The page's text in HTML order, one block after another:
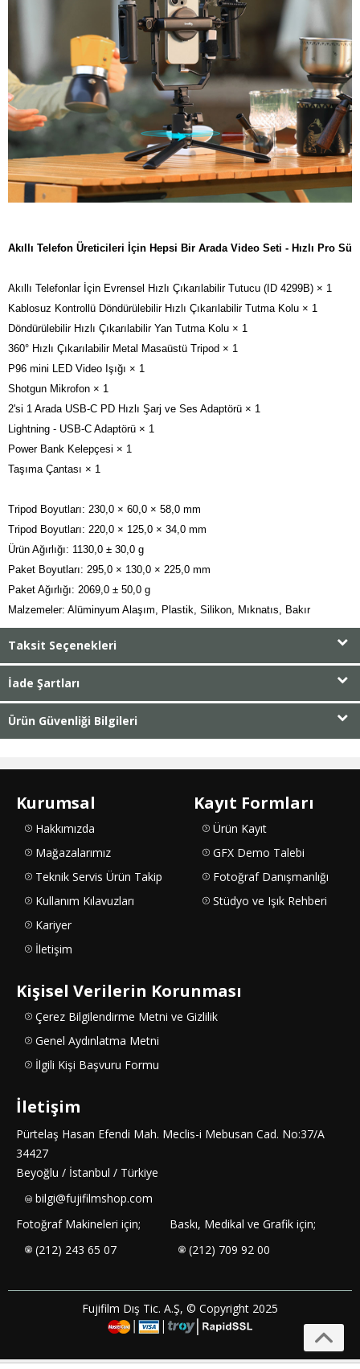
Akıllı Telefon Üreticileri İçin Hepsi Bir Arada Video Seti - Hızlı Pro
Akıllı Telefonlar İçin Evrensel Hızlı Çıkarılabilir Tutucu (ID 4299B) × 1
Kablosuz Kontrollü Döndürülebilir Hızlı Çıkarılabilir Tutma Kolu × 1
Döndürülebilir Hızlı Çıkarılabilir Yan Tutma Kolu × 1
360° Hızlı Çıkarılabilir Metal Masaüstü Tripod × 1
P96 mini LED Video Işığı × 1
Shotgun Mikrofon × 1
2'si 1 Arada USB-C PD Hızlı Şarj ve Ses Adaptörü × 1
Lightning - USB-C Adaptörü × 1
Power Bank Kelepçesi × 1
Taşıma Çantası × 1
Tripod Boyutları: 230,0 × 60,0 × 58,0 mm
Tripod Boyutları: 220,0 × 125,0 × 34,0 mm
Ürün Ağırlığı: 1130,0 ± 30,0 g
Paket Boyutları: 295,0 × 130,0 × 225,0 mm
Paket Ağırlığı: 2069,0 ± 50,0 g
Malzemeler: Alüminyum Alaşım, Plastik, Silikon, Mıknatıs, Bakır
Taksit Seçenekleri
İade Şartları
Ürün Güvenliği Bilgileri
Kurumsal
Hakkımızda
Mağazalarımız
Teknik Servis Ürün Takip
Kullanım Kılavuzları
Kariyer
İletişim
Kayıt Formları
Ürün Kayıt
GFX Demo Talebi
Fotoğraf Danışmanlığı
Stüdyo ve Işık Rehberi
Kişisel Verilerin Korunması
Çerez Bilgilendirme Metni ve Gizlilik
Genel Aydınlatma Metni
İlgili Kişi Başvuru Formu
İletişim
Pürtelaş Hasan Efendi Mah. Meclis-i Mebusan Cad. No:37/A
34427
Beyoğlu / İstanbul / Türkiye
bilgi@fujifilmshop.com
Fotoğraf Makineleri için;
(212) 243 65 07
Baskı, Medikal ve Grafik için;
(212) 709 92 00
Fujifilm Dış Tic. A.Ş, © Copyright 2025